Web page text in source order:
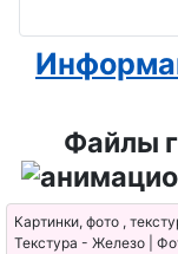
Файлы
Картинки, фото ,
Текстура - Железо |